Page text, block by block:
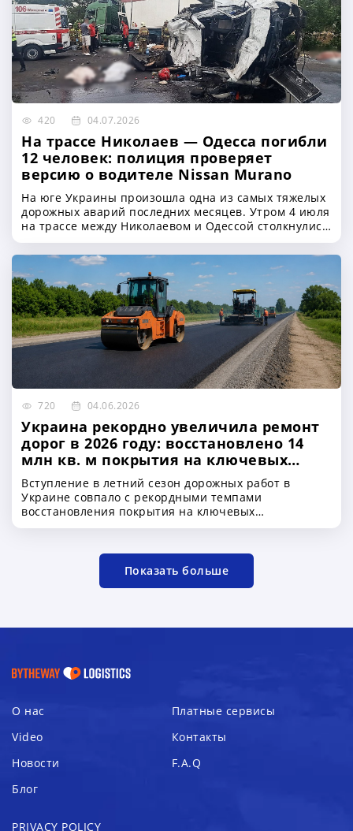
420 04.07.2026
На трассе Николаев — Одесса погибли
12 человек: полиция проверяет
версию о водителе Nissan Murano
На юге Украины произошла одна из самых тяжелых
дорожных аварий последних месяцев. Утром 4 июля
на трассе между Николаевом и Одессой столкнулись
пассажирский микроавтобус Mercedes Sprinter и
грузовой автомобиль Volvo. В результате ДТП
погибли 12 человек, еще шестеро получили травмы
720 04.06.2026
Украина рекордно увеличила ремонт
дорог в 2026 году: восстановлено 14
млн кв. м покрытия на ключевых
трассах Киев–Чоп, Киев–Одесса и
международных логистических
маршрутах
Вступление в летний сезон дорожных работ в
Украине совпало с рекордными темпами
восстановления покрытия на ключевых
автомагистралях страны. По данным Министерства
2026 года на автомобильных дорогах
государственного значения уже отремонтировано
около 14 миллионов квадратных метров дорожного
безопасности движения и более стабильную работу
Показать больше
О нас
Платные сервисы
Video
Контакты
Новости
F.A.Q
Блог
PRIVACY POLICY